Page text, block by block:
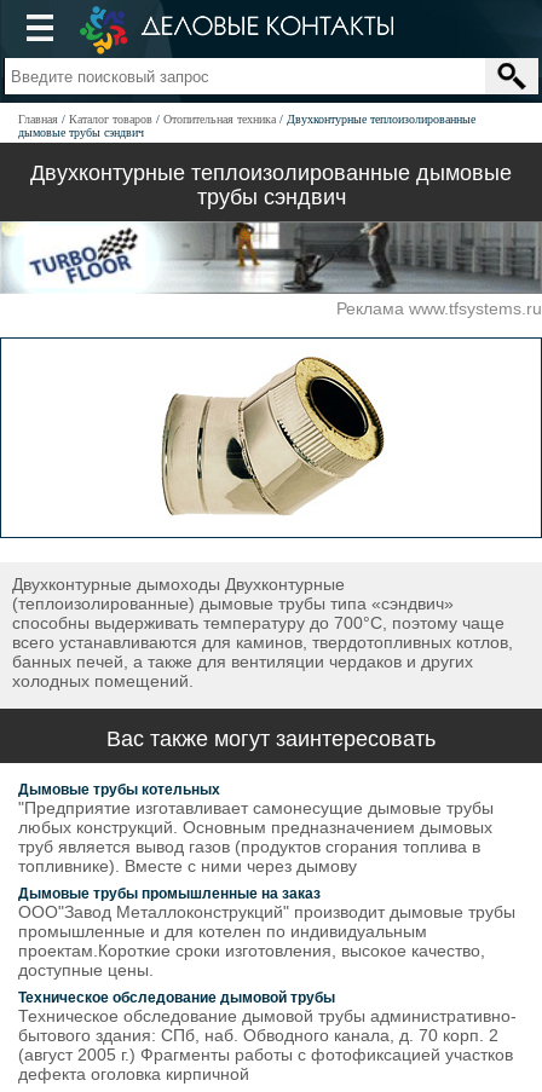
Главная Каталог товаров Отопительная техника
Двухконтурные теплоизолированные
дымовые трубы сэндвич
Двухконтурные теплоизолированные дымовые
трубы сэндвич
Реклама www.tfsystems.ru
Двухконтурные дымоходы Двухконтурные
(теплоизолированные) дымовые трубы типа «сэндвич»
способны выдерживать температуру до 700°С, поэтому чаще
всего устанавливаются для каминов, твердотопливных котлов,
банных печей, а также для вентиляции чердаков и других
холодных помещений.
Вас также могут заинтересовать
Дымовые трубы котельных
"Предприятие изготавливает самонесущие дымовые трубы
любых конструкций. Основным предназначением дымовых
труб является вывод газов (продуктов сгорания топлива в
топливнике). Вместе с ними через дымову
Дымовые трубы промышленные на заказ
ООО"Завод Металлоконструкций" производит дымовые трубы
промышленные и для котелен по индивидуальным
проектам.Короткие сроки изготовления, высокое качество,
доступные цены.
Техническое обследование дымовой трубы
Техническое обследование дымовой трубы административно-
бытового здания: СПб, наб. Обводного канала, д. 70 корп. 2
(август 2005 г.) Фрагменты работы с фотофиксацией участков
дефекта оголовка кирпичной